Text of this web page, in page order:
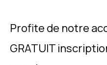
Profite de notre
GRATUIT